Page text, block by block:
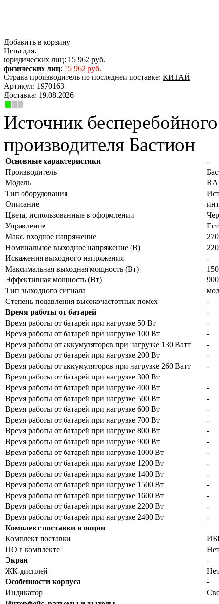
Добавить в корзину
Цена для:
юридических лиц: 15 962 руб.
физических лиц: 15 962 руб.
Страна производитель по последней поставке: КИТАЙ
Артикул: 1970163
Доставка: 19.08.2026
Источник
производителя Бастион
Основные характеристики
-
Производитель
Модель
Тип оборудования
Описание
Цвета, использованные в оформлении
Управление
Макс. входное напряжение
270
Номинальное выходное напряжение (В)
220
Искажения выходного напряжения
-
Максимальная выходная мощность (Вт)
Эффективная мощность (Вт)
900
Тип выходного сигнала
Степень подавления высокочастотных помех
-
Время работы от батарей
-
Время работы от батарей при нагрузке 50 Вт
-
Время работы от батарей при нагрузке 100 Вт
-
Время работы от аккумуляторов при нагрузке 130 Ватт
-
Время работы от батарей при нагрузке 200 Вт
-
Время работы от аккумуляторов при нагрузке 260 Ватт
-
Время работы от батарей при нагрузке 300 Вт
-
Время работы от батарей при нагрузке 400 Вт
-
Время работы от батарей при нагрузке 500 Вт
-
Время работы от батарей при нагрузке 600 Вт
-
Время работы от батарей при нагрузке 700 Вт
-
Время работы от батарей при нагрузке 800 Вт
-
Время работы от батарей при нагрузке 900 Вт
-
Время работы от батарей при нагрузке 1000 Вт
-
Время работы от батарей при нагрузке 1200 Вт
-
Время работы от батарей при нагрузке 1400 Вт
-
Время работы от батарей при нагрузке 1500 Вт
-
Время работы от батарей при нагрузке 1600 Вт
-
Время работы от батарей при нагрузке 2200 Вт
-
Время работы от батарей при нагрузке 2400 Вт
-
Комплект поставки и опции
-
Комплект поставки
ПО в комплекте
Нет
Экран
-
ЖК-дисплей
Нет
Особенности корпуса
-
Индикатор